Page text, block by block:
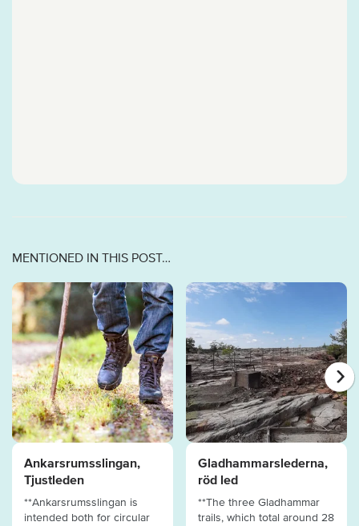
MENTIONED IN THIS POST…
Ankarsrumsslingan,
Tjustleden
**Ankarsrumsslingan is
intended both for circular
Gladhammarslederna,
röd led
**The three Gladhammar
trails, which total around 28